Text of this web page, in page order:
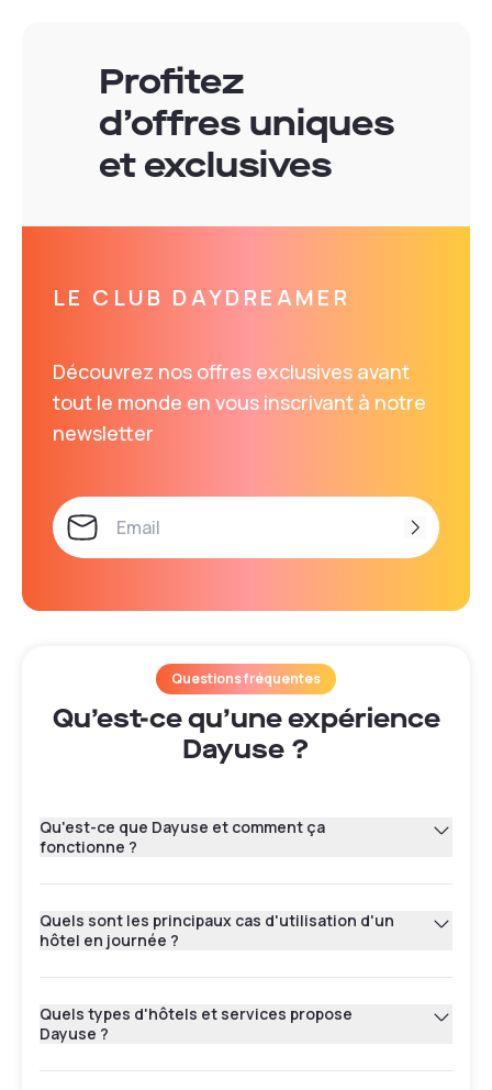
Profitez
d’offres uniques
et exclusives
LE CLUB DAYDREAMER
Découvrez nos offres exclusives avant
tout le monde en vous inscrivant à notre
newsletter
Questions fréquentes
Qu’est-ce qu’une expérience
Dayuse ?
Qu'est-ce que Dayuse et comment ça
fonctionne ?
Quels sont les principaux cas d'utilisation d'un
hôtel en journée ?
Quels types d'hôtels et services propose
Dayuse ?